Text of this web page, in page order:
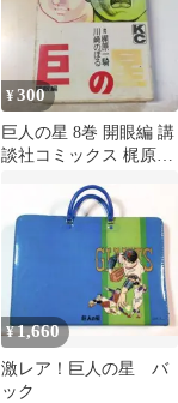
¥300
巨人の星 8巻 開眼編 講
談社コミックス 梶原一
¥1,660
激レア！巨人の星 バ
ック